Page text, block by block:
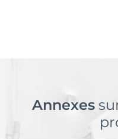
Annexes